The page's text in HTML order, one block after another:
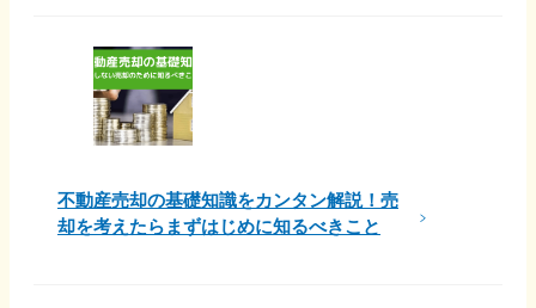
不動産売却の基礎知識をカンタン解説！売
却を考えたらまずはじめに知るべきこと